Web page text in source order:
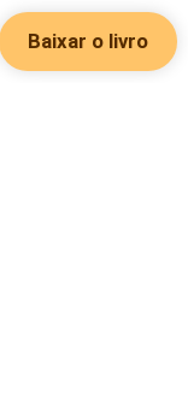
Baixar o livro